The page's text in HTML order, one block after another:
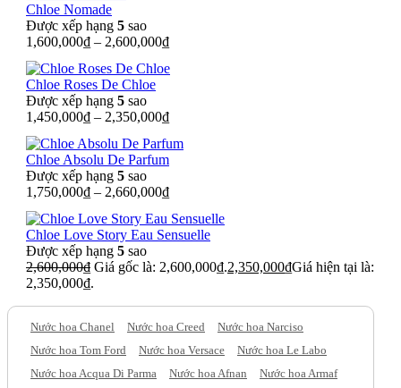
Chloe Nomade
Được xếp hạng 5 sao
1,600,000₫ – 2,600,000₫
Chloe Roses De Chloe
Được xếp hạng 5 sao
1,450,000₫ – 2,350,000₫
Chloe Absolu De Parfum
Được xếp hạng 5 sao
1,750,000₫ – 2,660,000₫
Chloe Love Story Eau Sensuelle
Được xếp hạng 5 sao
2,600,000₫ Giá gốc là: 2,600,000₫.2,350,000₫Giá hiện tại là:
2,350,000₫.
Nước hoa Chanel Nước hoa Creed
Nước hoa Narciso
Nước hoa Tom Ford
Nước hoa Versace
Nước hoa Le Labo
Nước hoa Acqua Di Parma
Nước hoa Afnan
Nước hoa Armaf